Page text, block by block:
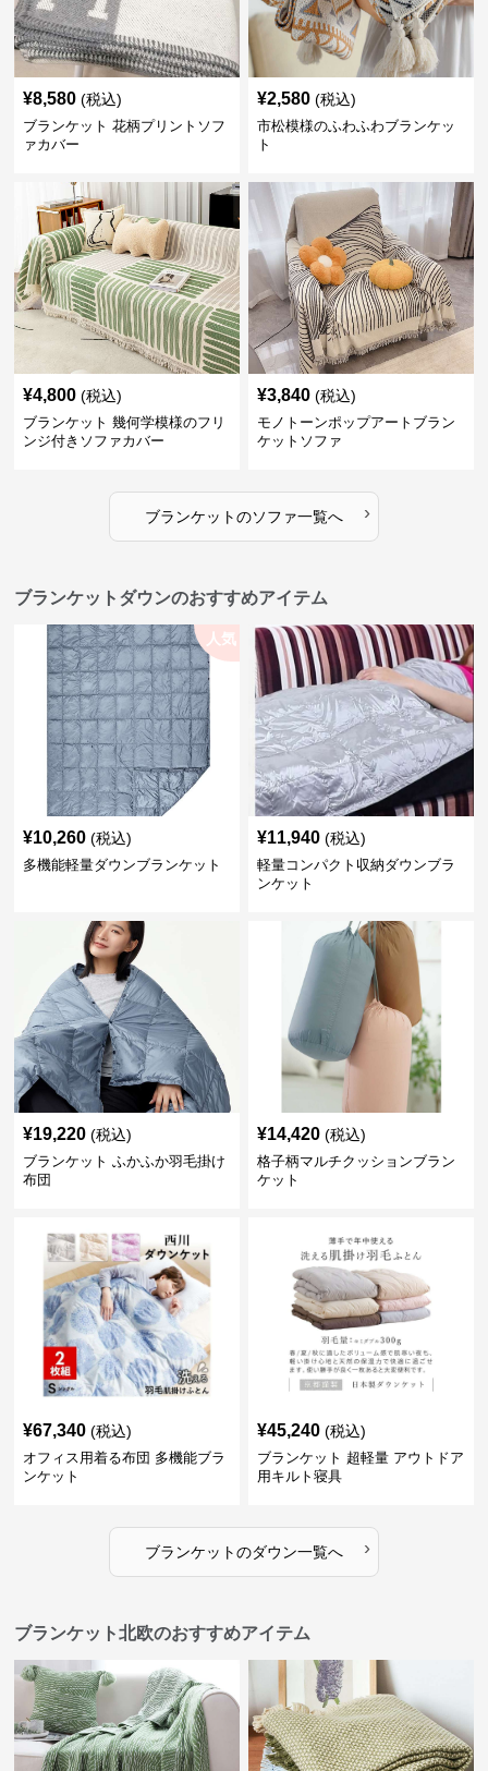
¥8,580 (税込)
ブランケット 花柄プリントソフ
ァカバー
¥2,580 (税込)
市松模様のふわふわブランケッ
ト
¥4,800 (税込)
ブランケット 幾何学模様のフリ
ンジ付きソファカバー
¥3,840 (税込)
モノトーンポップアートブラン
ケットソファ
ブランケットのソファ一覧へ ›
ブランケットダウンのおすすめアイテム
人気
¥10,260 (税込)
多機能軽量ダウンブランケット
¥11,940 (税込)
軽量コンパクト収納ダウンブラ
ンケット
¥19,220 (税込)
ブランケット ふかふか羽毛掛け
布団
¥14,420 (税込)
格子柄マルチクッションブラン
ケット
¥67,340 (税込)
オフィス用着る布団 多機能ブラ
ンケット
¥45,240 (税込)
ブランケット 超軽量 アウトドア
用キルト寝具
ブランケットのダウン一覧へ ›
ブランケット北欧のおすすめアイテム